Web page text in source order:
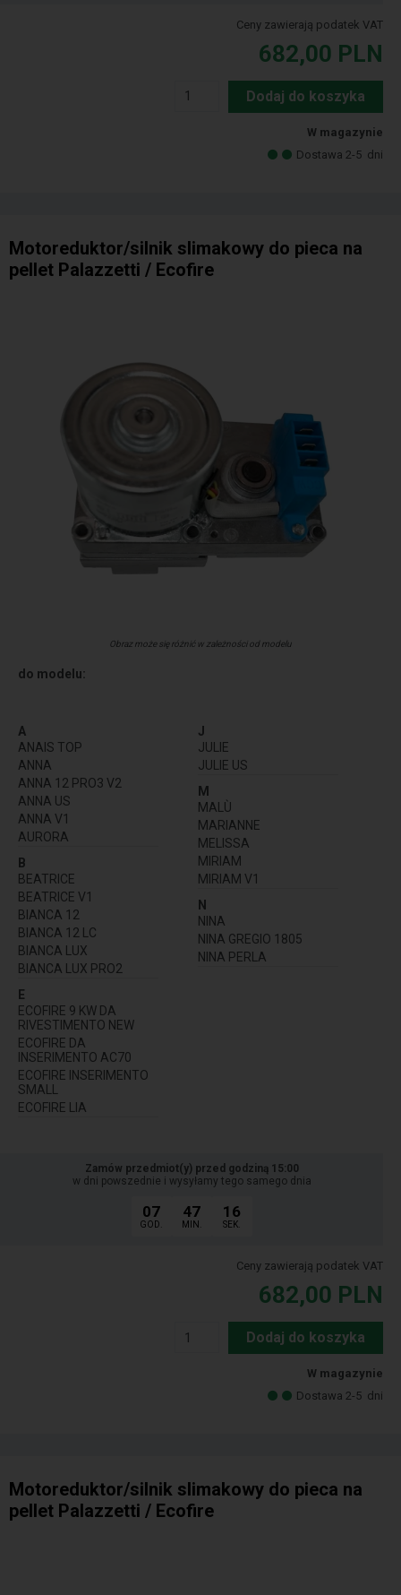
Ceny zawierają podatek VAT
682,00 PLN
Dodaj do koszyka
W magazynie
Dostawa 2-5 dni
Motoreduktor/silnik slimakowy do pieca na
pellet Palazzetti / Ecofire
Obraz może się różnić w zależności od modelu
do modelu:
A
ANAIS TOP
ANNA
ANNA 12 PRO3 V2
ANNA US
ANNA V1
AURORA
B
BEATRICE
BEATRICE V1
BIANCA 12
BIANCA 12 LC
BIANCA LUX
BIANCA LUX PRO2
E
ECOFIRE 9 KW DA
RIVESTIMENTO NEW
ECOFIRE DA
INSERIMENTO AC70
ECOFIRE INSERIMENTO
SMALL
ECOFIRE LIA
J
JULIE
JULIE US
M
MALÙ
MARIANNE
MELISSA
MIRIAM
MIRIAM V1
N
NINA
NINA GREGIO 1805
NINA PERLA
Zamów przedmiot(y) przed godziną 15:00
w dni powszednie i wysyłamy tego samego dnia
07
GOD.
47
MIN.
15
SEK.
Ceny zawierają podatek VAT
682,00 PLN
Dodaj do koszyka
W magazynie
Dostawa 2-5 dni
Motoreduktor/silnik slimakowy do pieca na
pellet Palazzetti / Ecofire